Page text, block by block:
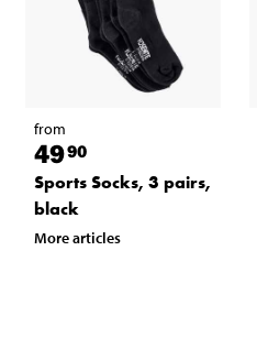
from
4990
Sports Socks, 3 pairs,
black
More articles